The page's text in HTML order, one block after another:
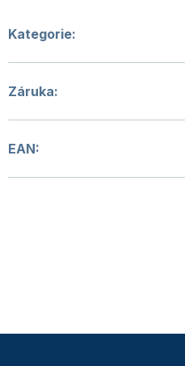
Kategorie:
Záruka:
EAN: